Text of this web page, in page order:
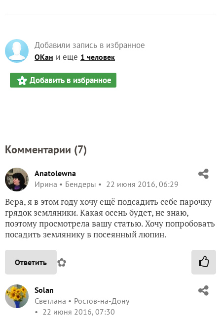
Добавили запись в избранное
ОКан и еще 1 человек
Добавить в избранное
Комментарии (7)
Anatolewna
Ирина
Бендеры 22 июня 2016, 06:29
Вера, я в этом году хочу ещё подсадить себе парочку
грядок земляники. Какая осень будет, не знаю,
поэтому просмотрела вашу статью. Хочу попробовать
посадить землянику в посеянный люпин.
Ответить ✿
Solan
Светлана
Ростов-на-Дону
22 июня 2016, 07:30